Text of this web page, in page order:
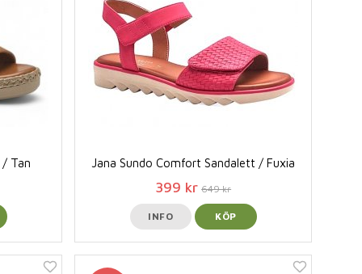
/ Tan Jana Sundo Comfort Sandalett / Fuxia
399 kr 649 kr
INFO KÖP